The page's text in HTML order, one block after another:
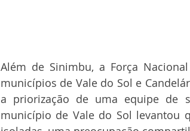
Além de Sinimbu, a Força
municípios de Vale do Sol e
a priorização de uma equipe de
município de Vale do Sol levantou